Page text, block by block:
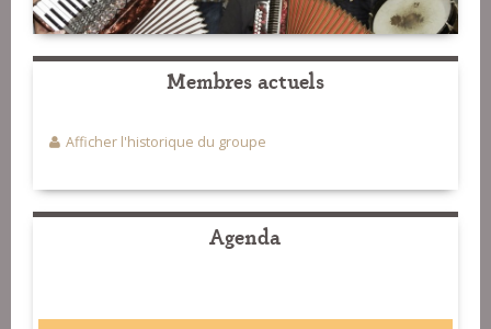
Membres actuels
Afficher l'historique du groupe
Agenda